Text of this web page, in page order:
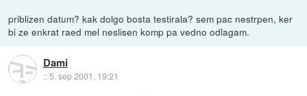
priblizen datum? kak dolgo bosta testirala? sem pac nestrpen, ker
bi ze enkrat raed mel neslisen komp pa vedno odlagam.
Dami
::5. sep 2001, 19:21